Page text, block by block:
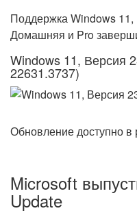
Поддержка Windows 11,
Домашняя и Pro
Windows 11, Версия
22631.3737)
Обновление доступно в
Microsoft
Update